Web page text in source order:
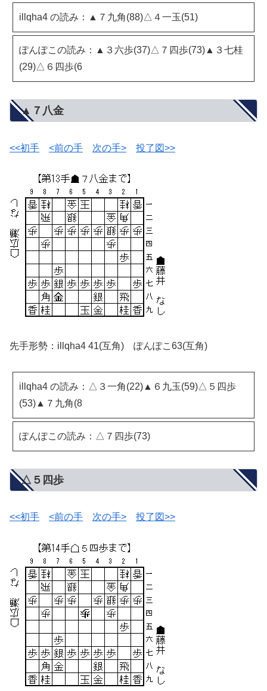
illqha4 の読み：▲７九角(88)△４一玉(51)
ぽんぽこの読み：▲３六歩(37)△７四歩(73)▲３七桂
(29)△６四歩(6
▲７八金
<<初手 <前の手 次の手> 投了図>>
先手形勢：illqha4 41(互角) ぽんぽこ63(互角)
illqha4 の読み：△３一角(22)▲６九玉(59)△５四歩
(53)▲７九角(8
ぽんぽこの読み：△７四歩(73)
△５四歩
<<初手 <前の手 次の手> 投了図>>